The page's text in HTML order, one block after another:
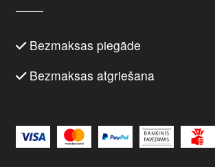
Bezmaksas piegāde
Bezmaksas atgriešana